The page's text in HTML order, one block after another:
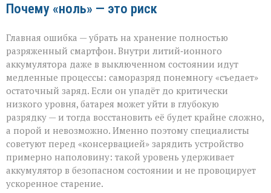
Почему «ноль» — это риск
Главная ошибка — убрать на хранение полностью
разряженный смартфон. Внутри литий‑ионного
аккумулятора даже в выключенном состоянии идут
медленные процессы: саморазряд понемногу «съедает»
остаточный заряд. Если он упадёт до критически
низкого уровня, батарея может уйти в глубокую
разрядку — и тогда восстановить её будет крайне сложно,
а порой и невозможно. Именно поэтому специалисты
советуют перед «консервацией» зарядить устройство
примерно наполовину: такой уровень удерживает
аккумулятор в безопасном состоянии и не провоцирует
ускоренное старение.